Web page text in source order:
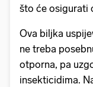
što će osigurati
Ova biljka
ne treba
otporna, pa
insekticidima.